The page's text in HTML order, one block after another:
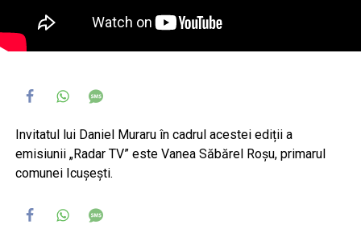
Invitatul lui Daniel Muraru în cadrul acestei ediții a
emisiunii „Radar TV” este Vanea Săbărel Roșu, primarul
comunei Icușești.